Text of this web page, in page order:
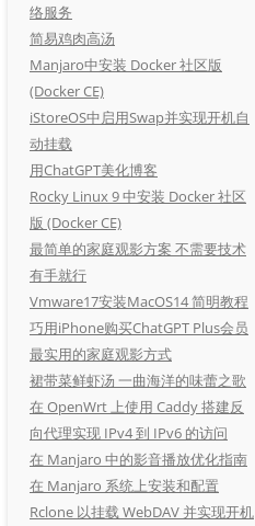
络服务
简易鸡肉高汤
Manjaro中安装 Docker 社区版
(Docker CE)
iStoreOS中启用Swap并实现开机自
动挂载
用ChatGPT美化博客
Rocky Linux 9 中安装 Docker 社区
版 (Docker CE)
最简单的家庭观影方案 不需要技术
有手就行
Vmware17安装MacOS14 简明教程
巧用iPhone购买ChatGPT Plus会员
最实用的家庭观影方式
裙带菜鲜虾汤 一曲海洋的味蕾之歌
在 OpenWrt 上使用 Caddy 搭建反
向代理实现 IPv4 到 IPv6 的访问
在 Manjaro 中的影音播放优化指南
在 Manjaro 系统上安装和配置
Rclone 以挂载 WebDAV 并实现开机